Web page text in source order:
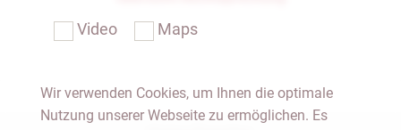
Video Maps
Wir verwenden Cookies, um Ihnen die optimale
Nutzung unserer Webseite zu ermöglichen. Es